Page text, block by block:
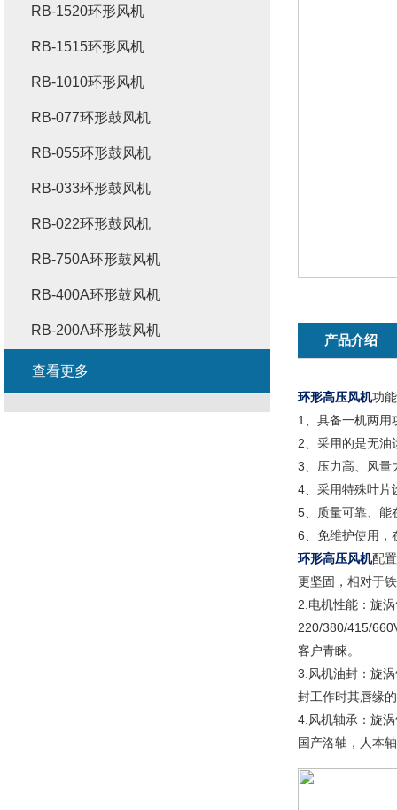
产品介绍
环形高压风机功
1、具备一机两用
2、采用的是无油
3、压力高、风量
4、采用特殊叶片
5、质量可靠、能
6、免维护使用，
环形高压风机配
更坚固，相对于
2.电机性能：旋
220/380/415/
客户青睐。
3.风机油封：旋
封工作时其唇缘
4.风机轴承：旋
国产洛轴，人本
RB-1520环形风机
RB-1515环形风机
RB-1010环形风机
RB-077环形鼓风机
RB-055环形鼓风机
RB-033环形鼓风机
RB-022环形鼓风机
RB-750A环形鼓风机
RB-400A环形鼓风机
RB-200A环形鼓风机
查看更多